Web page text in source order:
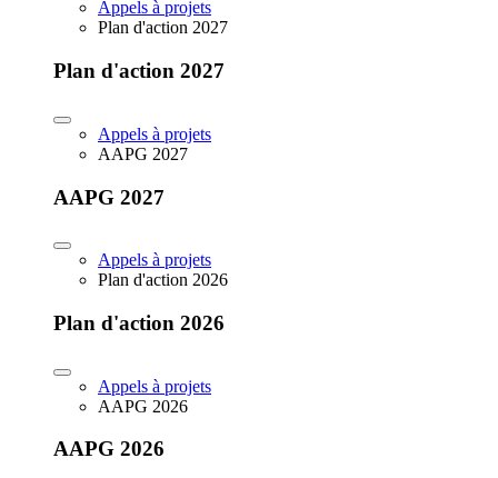
Appels à projets
Plan d'action 2027
Plan d'action 2027
Appels à projets
AAPG 2027
AAPG 2027
Appels à projets
Plan d'action 2026
Plan d'action 2026
Appels à projets
AAPG 2026
AAPG 2026